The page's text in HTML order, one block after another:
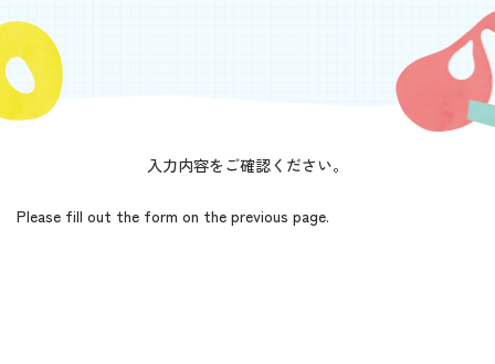
入力内容をご確認ください。
Please fill out the form on the previous page.